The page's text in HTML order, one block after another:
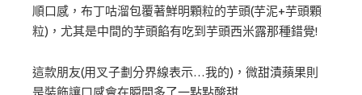
順口感，布丁咕溜包覆著鮮明顆粒的芋頭(芋泥+芋頭顆
粒)，尤其是中間的芋頭餡有吃到芋頭西米露那種錯覺!
這款朋友(用叉子劃分界線表示…我的)，微甜漬蘋果則
是裝飾讓口感會在瞬間多了一點點酸甜